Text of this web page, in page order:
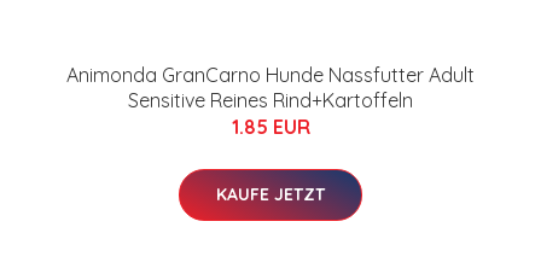
Animonda GranCarno Hunde Nassfutter Adult
Sensitive Reines Rind+Kartoffeln
1.85 EUR
KAUFE JETZT